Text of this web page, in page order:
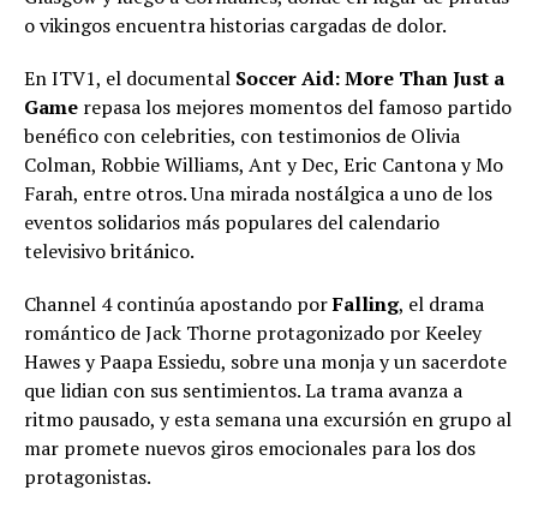
o vikingos encuentra historias cargadas de dolor.
En ITV1, el documental Soccer Aid: More Than Just a
Game repasa los mejores momentos del famoso partido
benéfico con celebrities, con testimonios de Olivia
Colman, Robbie Williams, Ant y Dec, Eric Cantona y Mo
Farah, entre otros. Una mirada nostálgica a uno de los
eventos solidarios más populares del calendario
televisivo británico.
Channel 4 continúa apostando porFalling, el drama
romántico de Jack Thorne protagonizado por Keeley
Hawes y Paapa Essiedu, sobre una monja y un sacerdote
que lidian con sus sentimientos. La trama avanza a
ritmo pausado, y esta semana una excursión en grupo al
mar promete nuevos giros emocionales para los dos
protagonistas.